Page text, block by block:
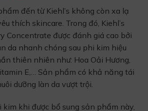
đến từ Kiehl’s không còn xa lạ
thích skincare. Trong đó, Kiehl’s
Concentrate được đánh giá cao bởi
da nhanh chóng sau phi kim hiệu
thiên nhiên như: Hoa Oải Hương,
E,… Sản phẩm có khả năng tái
dưỡng làn da vượt trội.
kim khi được bổ sung sản phẩm này,